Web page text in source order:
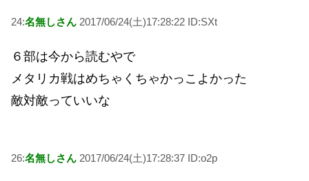
24:名無しさん 2017/06/24(土)17:28:22 ID:SXt
６部は今から読むやで
メタリカ戦はめちゃくちゃかっこよかった
敵対敵っていいな
26:名無しさん 2017/06/24(土)17:28:37 ID:o2p